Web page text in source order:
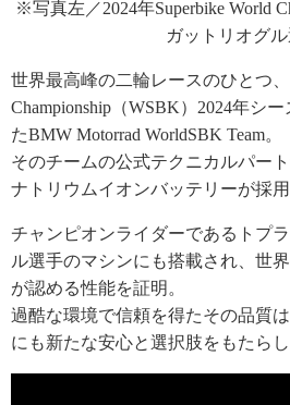
※写真左／2024年Superbike World
ガットリオグ
世界最高峰の二輪レースのひとつ、
Championship（WSBK）2024年シ
たBMW Motorrad WorldSBK Team。
そのチームの公式テクニカルパー
ナトリウムイオンバッテリーが採用
チャンピオンライダーであるトプ
ル選手のマシンにも搭載され、世
が認める性能を証明。
過酷な環境で信頼を得たその品質
にも新たな安心と選択肢をもたらし